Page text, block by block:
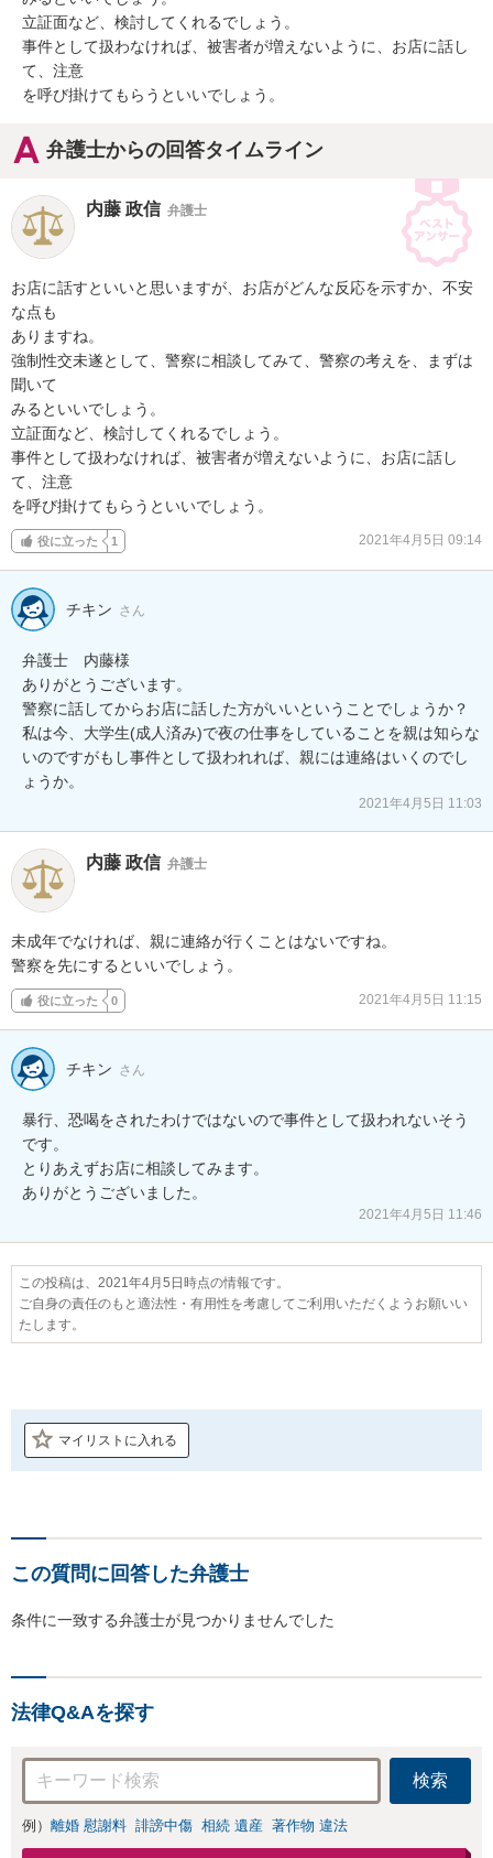
立証面など、検討してくれるでしょう。
事件として扱わなければ、被害者が増えないように、お店に話し
て、注意
を呼び掛けてもらうといいでしょう。
弁護士からの回答タイムライン
内藤 政信 弁護士
お店に話すといいと思いますが、お店がどんな反応を示すか、不安
な点も
ありますね。
強制性交未遂として、警察に相談してみて、警察の考えを、まずは
聞いて
みるといいでしょう。
立証面など、検討してくれるでしょう。
事件として扱わなければ、被害者が増えないように、お店に話し
て、注意
を呼び掛けてもらうといいでしょう。
役に立った 1 2021年4月5日 09:14
チキン さん
弁護士　内藤様
ありがとうございます。
警察に話してからお店に話した方がいいということでしょうか？
私は今、大学生(成人済み)で夜の仕事をしていることを親は知らな
いのですがもし事件として扱われれば、親には連絡はいくのでし
ょうか。
2021年4月5日 11:03
内藤 政信 弁護士
未成年でなければ、親に連絡が行くことはないですね。
警察を先にするといいでしょう。
役に立った 0 2021年4月5日 11:15
チキン さん
暴行、恐喝をされたわけではないので事件として扱われないそう
です。
とりあえずお店に相談してみます。
ありがとうございました。
2021年4月5日 11:46
この投稿は、2021年4月5日時点の情報です。
ご自身の責任のもと適法性・有用性を考慮してご利用いただくようお願いい
たします。
マイリストに入れる
この質問に回答した弁護士
条件に一致する弁護士が見つかりませんでした
法律Q&Aを探す
検索
例） 離婚 慰謝料 誹謗中傷 相続 遺産 著作物 違法